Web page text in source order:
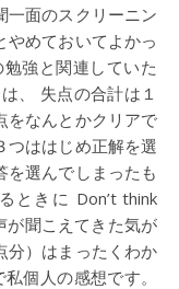
一面のスクリーニン
やめておいてよかっ
強と関連していた
、 失点の合計は１
をなんとかクリアで
つははじめ正解を選
を選んでしまったも
ときに Don’t think
が聞こえてきた気が
分）はまったくわか
個人の感想です。